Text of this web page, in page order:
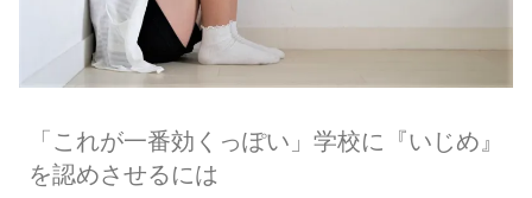
「これが一番効くっぽい」学校に『いじめ』
を認めさせるには